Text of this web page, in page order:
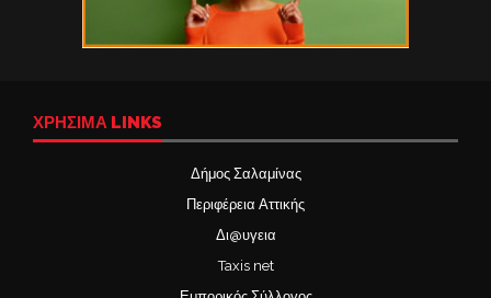
ΧΡΉΣΙΜΑ LINKS
Δήμος Σαλαμίνας
Περιφέρεια Αττικής
Δι@υγεια
Taxis net